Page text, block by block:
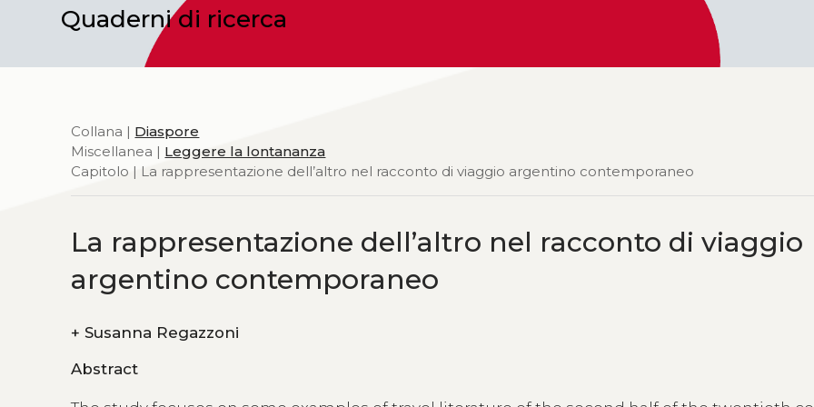
Quaderni di ricerca
Collana | Diaspore
Miscellanea | Leggere la lontananza
Capitolo | La rappresentazione dell’altro nel racconto di viaggio argentino contemporaneo
La rappresentazione dell’altro nel racconto di viaggio
argentino contemporaneo
+ Susanna Regazzoni
Abstract